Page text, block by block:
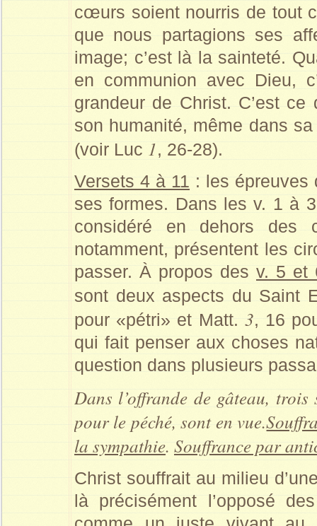
cœurs soient nourris de tout
que nous partagions ses
image; c’est là la sainteté.
en communion avec Dieu,
grandeur de Christ. C’est
son humanité, même dans
(voir Luc 1, 26-28).
Versets 4 à 11 : les épreuves
ses formes. Dans les v. 1 à
considéré en dehors des
notamment, présentent les
passer. À propos des v. 5 et
sont deux aspects du
pour «pétri» et Matt. 3, 16
qui fait penser aux choses
question dans plusieurs
Dans l’offrande de gâteau,
pour le péché, sont en vue.
la sympathie. Souffrance par
Christ souffrait au milieu
là précisément l’opposé